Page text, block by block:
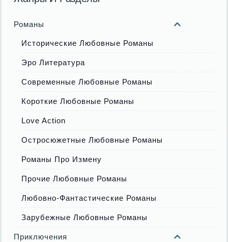
Романы
Исторические Любовные Романы
Эро Литература
Современные Любовные Романы
Короткие Любовные Романы
Love Action
Остросюжетные Любовные Романы
Романы Про Измену
Прочие Любовные Романы
Любовно-Фантастические Романы
Зарубежные Любовные Романы
Приключения